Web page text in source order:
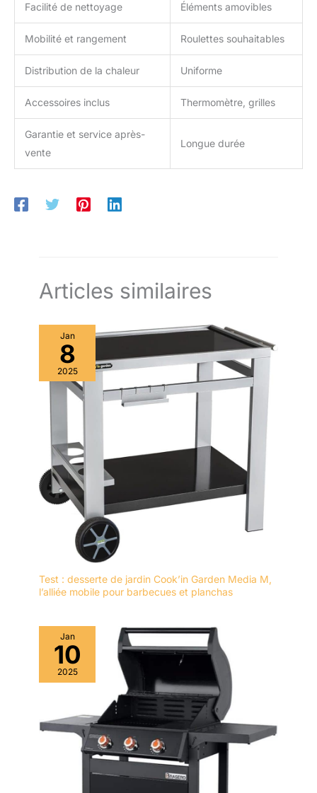
Facilité de nettoyage Éléments amovibles
Mobilité et rangement Roulettes souhaitables
Distribution de la chaleur Uniforme
Accessoires inclus Thermomètre, grilles
Garantie et service après-
vente
Longue durée
Articles similaires
Jan
8
2025
Test : desserte de jardin Cook’in Garden Media M,
l’alliée mobile pour barbecues et planchas
Jan
10
2025